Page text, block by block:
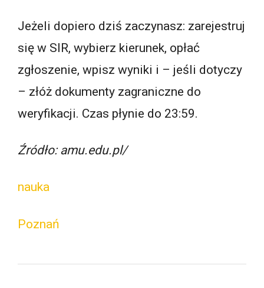
Jeżeli dopiero dziś zaczynasz: zarejestruj
się w SIR, wybierz kierunek, opłać
zgłoszenie, wpisz wyniki i – jeśli dotyczy
– złóż dokumenty zagraniczne do
weryfikacji. Czas płynie do 23:59.
Źródło: amu.edu.pl/
nauka
Poznań